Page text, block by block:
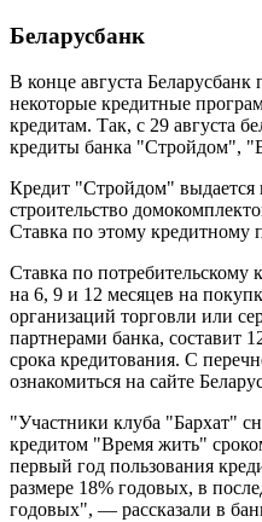
Беларусбанк
В конце августа
некоторые кредитные
кредитам. Так, с 29 августа
кредиты банка "Стройдом",
Кредит "Стройдом" выдается
строительство
Ставка по этому кредитному
Ставка по
на 6, 9 и 12 месяцев на
организаций торговли или
партнерами банка, составит
срока кредитования. С
ознакомиться на сайте
"Участники клуба "Бархат"
кредитом "Время жить"
первый год пользования
размере 18% годовых, в
годовых", — рассказали в